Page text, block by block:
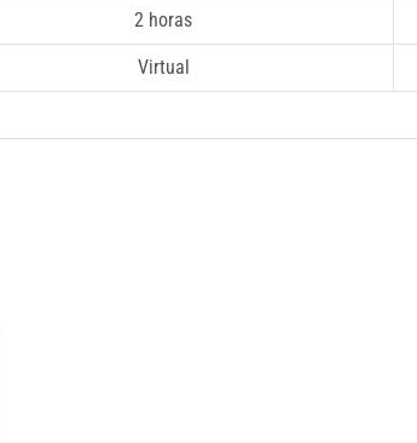
2 horas
Virtual